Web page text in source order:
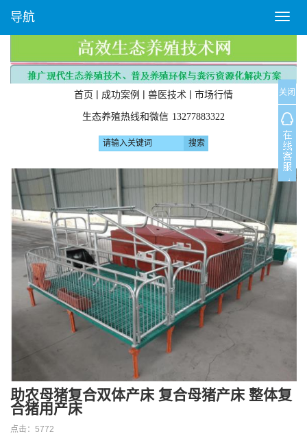
T
o
g
l
e
n
a
v
i
g
a
o
n
导航
首页 | 成功案例 | 兽医技术 | 市场行情
生态养殖热线和微信 13277883322
助农母猪复合双体产床 复合母猪产床 整体复
合猪用产床
点击： 5772
关闭